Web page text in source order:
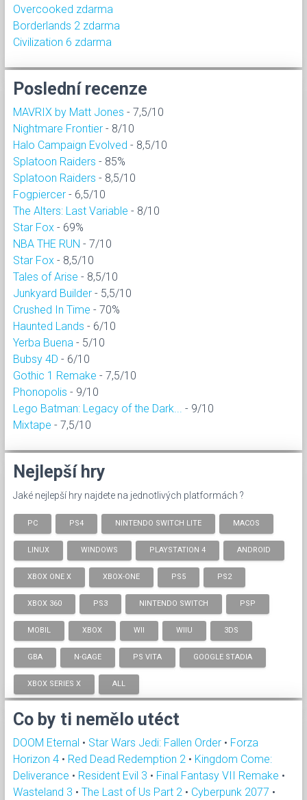
Overcooked zdarma
Borderlands 2 zdarma
Civilization 6 zdarma
Poslední recenze
MAVRIX by Matt Jones - 7,5/10
Nightmare Frontier - 8/10
Halo Campaign Evolved - 8,5/10
Splatoon Raiders - 85%
Splatoon Raiders - 8,5/10
Fogpiercer - 6,5/10
The Alters: Last Variable - 8/10
Star Fox - 69%
NBA THE RUN - 7/10
Star Fox - 8,5/10
Tales of Arise - 8,5/10
Junkyard Builder - 5,5/10
Crushed In Time - 70%
Haunted Lands - 6/10
Yerba Buena - 5/10
Bubsy 4D - 6/10
Gothic 1 Remake - 7,5/10
Phonopolis - 9/10
Lego Batman: Legacy of the Dark...
- 9/10
Mixtape - 7,5/10
Nejlepší hry
Jaké nejlepší hry najdete na jednotlivých platformách ?
PC PS4 NINTENDO SWITCH LITE MACOS
LINUX WINDOWS PLAYSTATION 4 ANDROID
XBOX ONE X XBOX-ONE PS5 PS2
XBOX 360 PS3 NINTENDO SWITCH PSP
MOBIL XBOX WII WIIU 3DS
GBA N-GAGE PS VITA GOOGLE STADIA
XBOX SERIES X ALL
Co by ti nemělo utéct
DOOM Eternal • Star Wars Jedi: Fallen Order • Forza
Horizon 4 • Red Dead Redemption 2 • Kingdom Come:
Deliverance • Resident Evil 3 • Final Fantasy VII Remake •
Wasteland 3 • The Last of Us Part 2 • Cyberpunk 2077 •